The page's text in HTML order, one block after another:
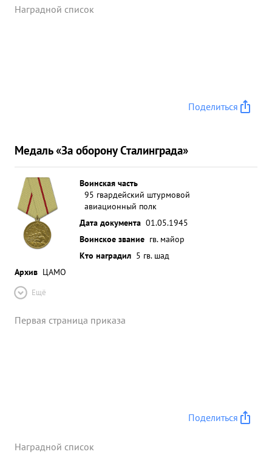
Наградной список
Поделиться
Медаль «За оборону Сталинграда»
Воинская часть
95 гвардейский штурмовой
авиационный полк
Дата документа 01.05.1945
Воинское звание гв. майор
Кто наградил 5 гв. шад
Архив ЦАМО
Ещё
Первая страница приказа
Поделиться
Наградной список